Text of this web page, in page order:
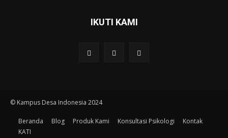
IKUTI KAMI
© Kampus Desa Indonesia 2024
Beranda Blog Produk Kami Konsultasi Psikologi
Kontak
KATI